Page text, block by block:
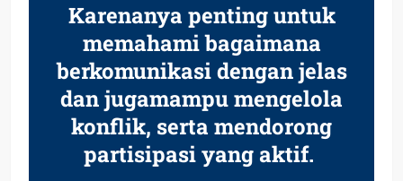
Karenanya penting untuk
memahami bagaimana
berkomunikasi dengan jelas
dan jugamampu mengelola
konflik, serta mendorong
partisipasi yang aktif.